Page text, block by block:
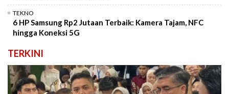
TEKNO
6 HP Samsung Rp2 Jutaan Terbaik: Kamera Tajam, NFC
hingga Koneksi 5G
TERKINI